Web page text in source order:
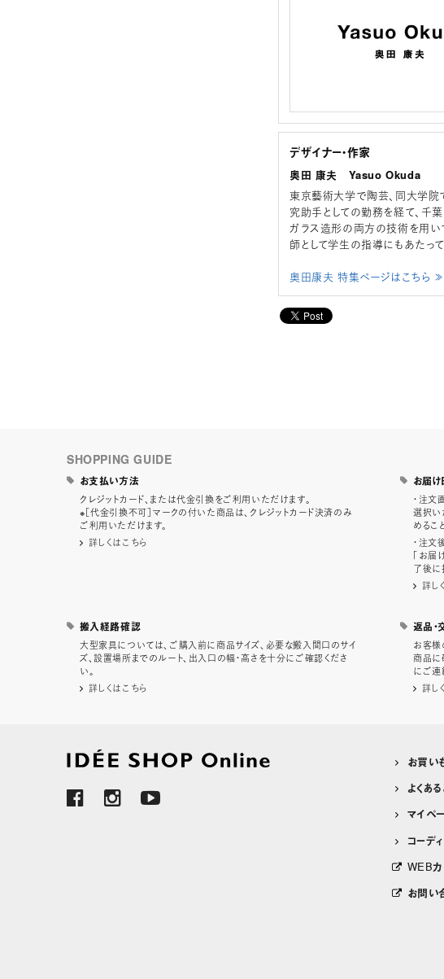
デザイナー・作家
奥田 康夫 Yasuo Okuda
東京藝術大学で陶芸、同大学
究助手としての勤務を経て、千
ガラス造形の両方の技術を用
師として学生の指導にもあたって
奥田康夫 特集ページはこちら ≫
SHOPPING GUIDE
お支払い方法
クレジットカード、または代金引換をご利用いただけます。
※［代金引換不可］マークの付いた商品は、クレジットカード決済のみ
ご利用いただけます。
詳しくはこちら
お届け
・注文
選択い
めるこ
・注文
「お届
了後に
詳し
搬入経路確認
大型家具については、ご購入前に商品サイズ、必要な搬入間口のサイ
ズ、設置場所までのルート、出入口の幅・高さを十分にご確認くださ
い。
詳しくはこちら
返品・
お客様
商品に
にご連
詳し
お買い
よくあ
マイペ
コーデ
WEBカ
お問い